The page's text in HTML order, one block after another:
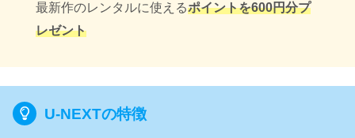
最新作のレンタルに使えるポイントを600円分プ
レゼント
U-NEXTの特徴